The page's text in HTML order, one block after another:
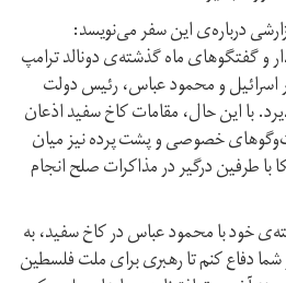
درباره‌ی این سفر می‌نویسد:
و گفتگوهای ماه گذشته‌ی دونالد ترامپ
اسرائیل و محمود عباس، رئیس دولت
با این حال، مقامات کاخ سفید اذعان
خصوصی و پشت پرده نیز میان
طرفین درگیر در مذاکرات صلح انجام
خود با محمود عباس در کاخ سفید، به
دفاع کنم تا رهبری برای ملت فلسطین